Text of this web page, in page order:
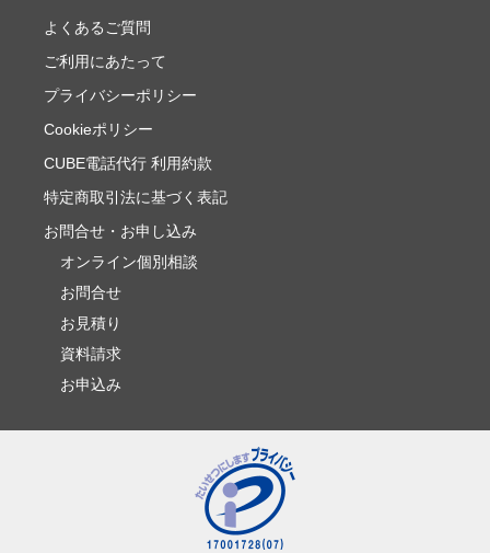
よくあるご質問
ご利用にあたって
プライバシーポリシー
Cookieポリシー
CUBE電話代行 利用約款
特定商取引法に基づく表記
お問合せ・お申し込み
オンライン個別相談
お問合せ
お見積り
資料請求
お申込み